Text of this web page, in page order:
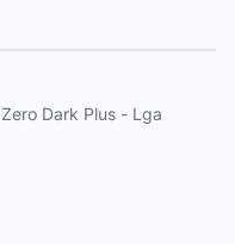
Dark Plus - Lga